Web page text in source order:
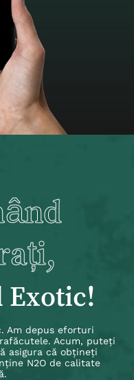
Exotic!
Am depus eforturi
Acum, puteți
asigura că obțineți
N2O de calitate